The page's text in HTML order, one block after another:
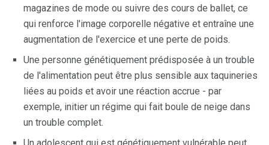
magazines de mode ou suivre des cours de ballet, ce
qui renforce l'image corporelle négative et entraîne une
augmentation de l'exercice et une perte de poids.
Une personne génétiquement prédisposée à un trouble
de l'alimentation peut être plus sensible aux taquineries
liées au poids et avoir une réaction accrue - par
exemple, initier un régime qui fait boule de neige dans
un trouble complet.